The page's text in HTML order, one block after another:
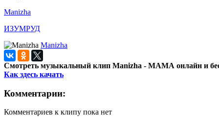
Manizha
ИЗУМРУД
Manizha
Смотреть музыкальный клип Manizha - МАМА онлайн и
Как здесь качать
Комментарии:
Комментариев к клипу пока нет